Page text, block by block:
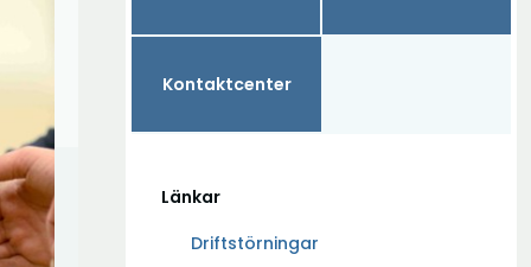
Kontaktcenter
Länkar
Driftstörningar